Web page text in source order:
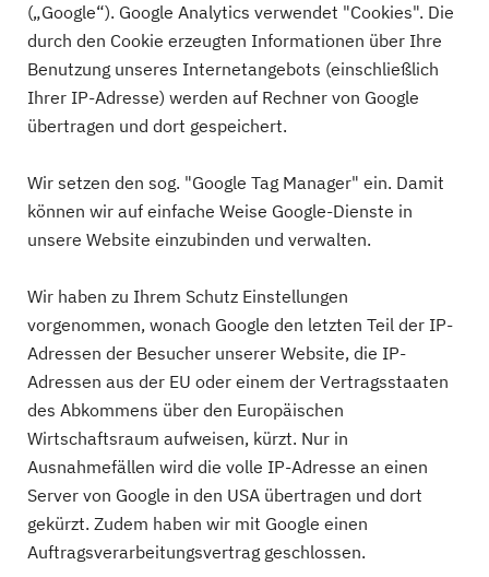
(„Google“). Google Analytics verwendet "Cookies". Die
durch den Cookie erzeugten Informationen über Ihre
Benutzung unseres Internetangebots (einschließlich
Ihrer IP-Adresse) werden auf Rechner von Google
übertragen und dort gespeichert.
Wir setzen den sog. "Google Tag Manager" ein. Damit
können wir auf einfache Weise Google-Dienste in
unsere Website einzubinden und verwalten.
Wir haben zu Ihrem Schutz Einstellungen
vorgenommen, wonach Google den letzten Teil der IP-
Adressen der Besucher unserer Website, die IP-
Adressen aus der EU oder einem der Vertragsstaaten
des Abkommens über den Europäischen
Wirtschaftsraum aufweisen, kürzt. Nur in
Ausnahmefällen wird die volle IP-Adresse an einen
Server von Google in den USA übertragen und dort
gekürzt. Zudem haben wir mit Google einen
Auftragsverarbeitungsvertrag geschlossen.